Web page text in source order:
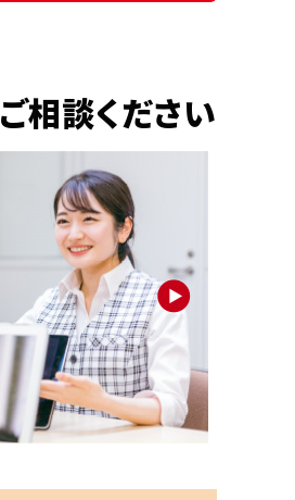
相談ください